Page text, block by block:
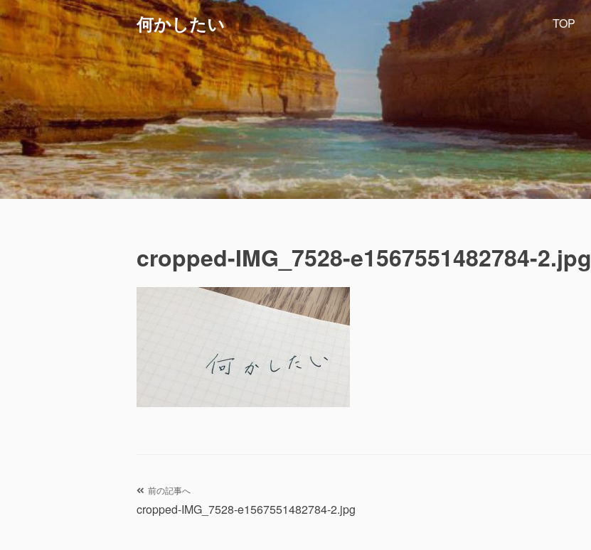
ン
ン
ツ
へ
ス
キ
ッ
プ
何かしたい TOP
cropped-IMG_7528-e1567551482784-2.jpg
投
稿
前の記事へ
cropped-IMG_7528-e1567551482784-2.jpg